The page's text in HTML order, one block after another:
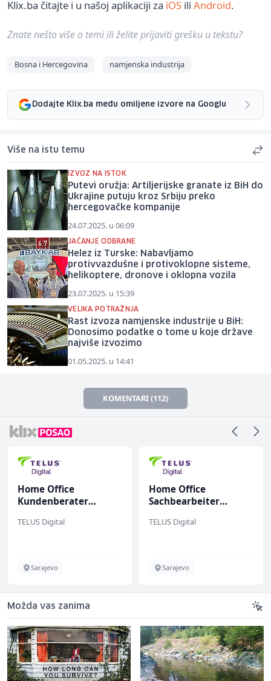
Klix.ba čitajte i u našoj aplikaciji za iOS ili Android.
Znate nešto više o temi ili želite prijaviti grešku u tekstu?
Bosna i Hercegovina namjenska industrija
Dodajte Klix.ba među omiljene izvore na Googlu
Više na istu temu
IZVOZ NA ISTOK
Putevi oružja: Artiljerijske granate iz BiH do
Ukrajine putuju kroz Srbiju preko
hercegovačke kompanije
24.07.2025. u 06:09
JAČANJE ODBRANE
Helez iz Turske: Nabavljamo
protivvazdušne i protivoklopne sisteme,
helikoptere, dronove i oklopna vozila
23.07.2025. u 15:39
VELIKA POTRAŽNJA
Rast izvoza namjenske industrije u BiH:
Donosimo podatke o tome u koje države
najviše izvozimo
01.05.2025. u 14:41
KOMENTARI (112)
Home Office
Kundenberater
renommiertes
TELUS Digital
Sarajevo
Home Office
Sachbearbeiter
bekannten deutschen
TELUS Digital
Sarajevo
Možda vas zanima